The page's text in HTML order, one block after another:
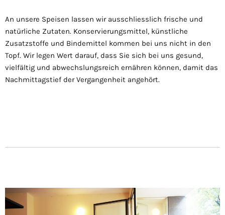
An unsere Speisen lassen wir ausschliesslich frische und
natürliche Zutaten. Konservierungsmittel, künstliche
Zusatzstoffe und Bindemittel kommen bei uns nicht in den
Topf. Wir legen Wert darauf, dass Sie sich bei uns gesund,
vielfältig und abwechslungsreich ernähren können, damit das
Nachmittagstief der Vergangenheit angehört.